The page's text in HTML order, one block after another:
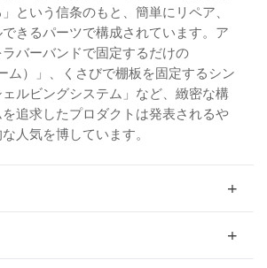
という信条のもと、簡単にリペア、
きるパーツで構成されています。ア
バーバンドで固定するだけの
ム）」、くさびで棚板を固定するシン
ルビングシステム」など、緻密な構
追求したプロダクトは発表されるや
人気を博しています。